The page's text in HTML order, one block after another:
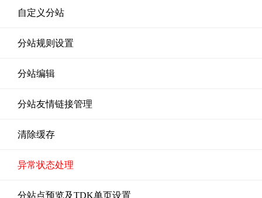
自定义分站
分站规则设置
分站编辑
分站友情链接管理
清除缓存
异常状态处理
分站点预览及TDK单页设置